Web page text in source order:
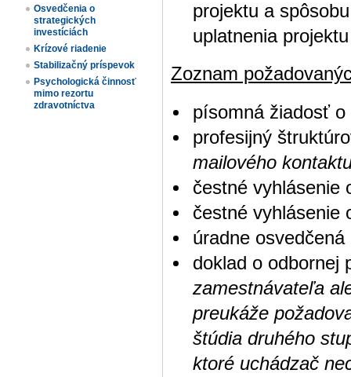
Osvedčenia o
strategických
investíciách
Krízové riadenie
Stabilizačný príspevok
Psychologická činnosť
mimo rezortu
zdravotníctva
projektu a
uplatnenia
Zoznam
písomná žiadosť
profesijný
mailového
čestné vyhlásenie
čestné vyhlásenie
úradne
doklad o odbornej
zamestnávateľa
preukáže
štúdia druhého
ktoré uchádzač